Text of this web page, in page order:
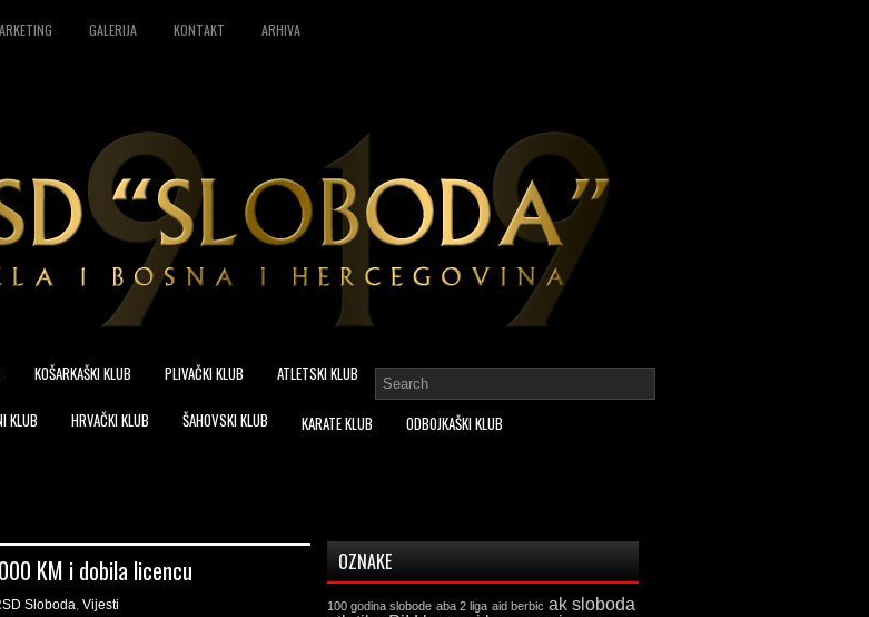
GALERIJA KONTAKT ARHIVA
KOŠARKAŠKI KLUB PLIVAČKI KLUB ATLETSKI KLUB
KLUB HRVAČKI KLUB ŠAHOVSKI KLUB KARATE KLUB ODBOJKAŠKI KLUB
KM i dobila licencu
Sloboda, Vijesti
OZNAKE
100 godina slobode aba 2 liga aid berbic ak sloboda